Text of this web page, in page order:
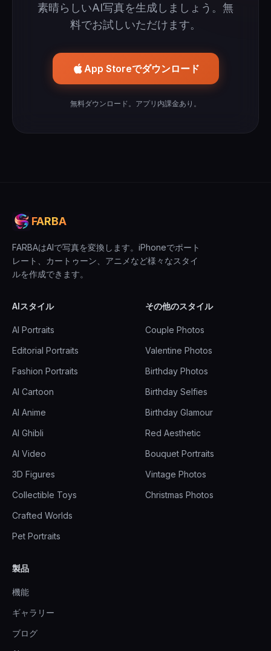
素晴らしいAI写真を生成しましょう。無
料でお試しいただけます。
App Storeでダウンロード
無料ダウンロード。アプリ内課金あり。
FARBA
FARBAはAIで写真を変換します。iPhoneでポート
レート、カートゥーン、アニメなど様々なスタイ
ルを作成できます。
AIスタイル
AI Portraits
Editorial Portraits
Fashion Portraits
AI Cartoon
AI Anime
AI Ghibli
AI Video
3D Figures
Collectible Toys
Crafted Worlds
Pet Portraits
その他のスタイル
Couple Photos
Valentine Photos
Birthday Photos
Birthday Selfies
Birthday Glamour
Red Aesthetic
Bouquet Portraits
Vintage Photos
Christmas Photos
製品
機能
ギャラリー
ブログ